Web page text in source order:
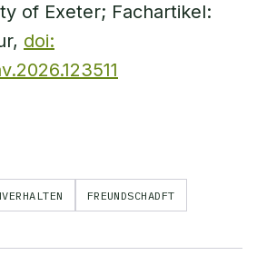
of Exeter; Fachartikel:
doi:
FREUNDSCHADFT